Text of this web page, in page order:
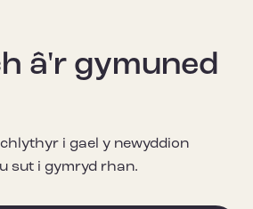
â'r gymuned
i gael y newyddion
sut i gymryd rhan.